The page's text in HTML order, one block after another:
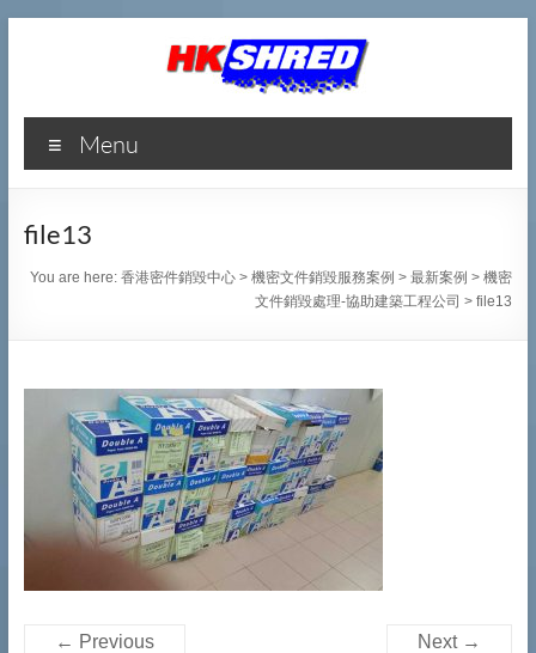
香
港
密
件
中
提
Menu
file13
You are here:香港密件銷毀中心 >機密文件銷毀服務案例 >最新案例 >機密
文件銷毀處理-協助建築工程公司 >file13
← Previous Next →